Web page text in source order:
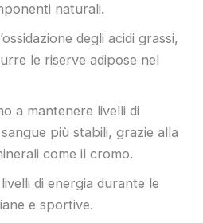
naturali.
degli acidi grassi,
le riserve adipose nel
a mantenere livelli di
più stabili, grazie alla
come il cromo.
di energia durante le
e sportive.